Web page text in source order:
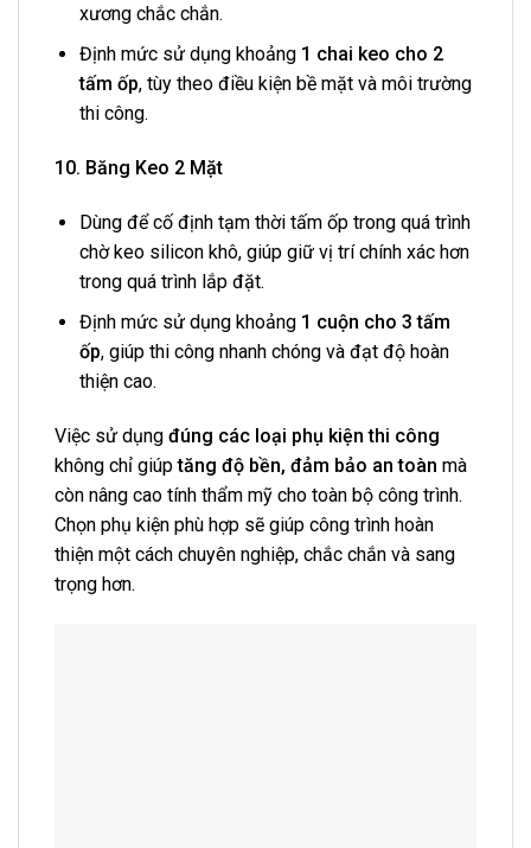
xương chắc chắn.
Định mức sử dụng khoảng 1 chai keo cho 2
tấm ốp, tùy theo điều kiện bề mặt và môi trường
thi công.
10. Băng Keo 2 Mặt
Dùng để cố định tạm thời tấm ốp trong quá trình
chờ keo silicon khô, giúp giữ vị trí chính xác hơn
trong quá trình lắp đặt.
Định mức sử dụng khoảng 1 cuộn cho 3 tấm
ốp, giúp thi công nhanh chóng và đạt độ hoàn
thiện cao.
Việc sử dụng đúng các loại phụ kiện thi công
không chỉ giúptăng độ bền, đảm bảo an toàn mà
còn nâng cao tính thẩm mỹ cho toàn bộ công trình.
Chọn phụ kiện phù hợp sẽ giúp công trình hoàn
thiện một cách chuyên nghiệp, chắc chắn và sang
trọng hơn.